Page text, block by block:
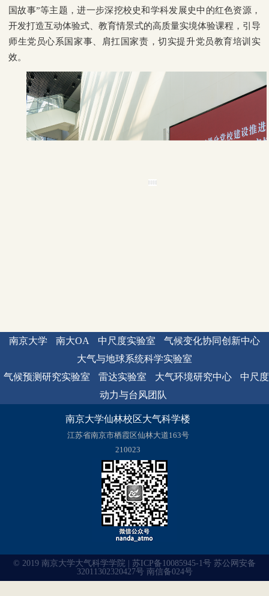
国故事”等主题，进一步深挖校史和学科发展史中的红色资源，
开发打造互动体验式、教育情景式的高质量实境体验课程，引导
师生党员心系国家事、肩扛国家责，切实提升党员教育培训实
效。
南京大学 南大OA 中尺度实验室
气候变化协同创新中心
大气与地球系统科学实验室
气候预测研究实验室
雷达实验室 大气环境研究中心
中尺度
动力与台风团队
南京大学仙林校区大气科学楼
江苏省南京市栖霞区仙林大道163号
210023
© 2019 南京大学大气科学学院 | 苏ICP备10085945-1号 苏公网安备
32011302320427号 南信备024号